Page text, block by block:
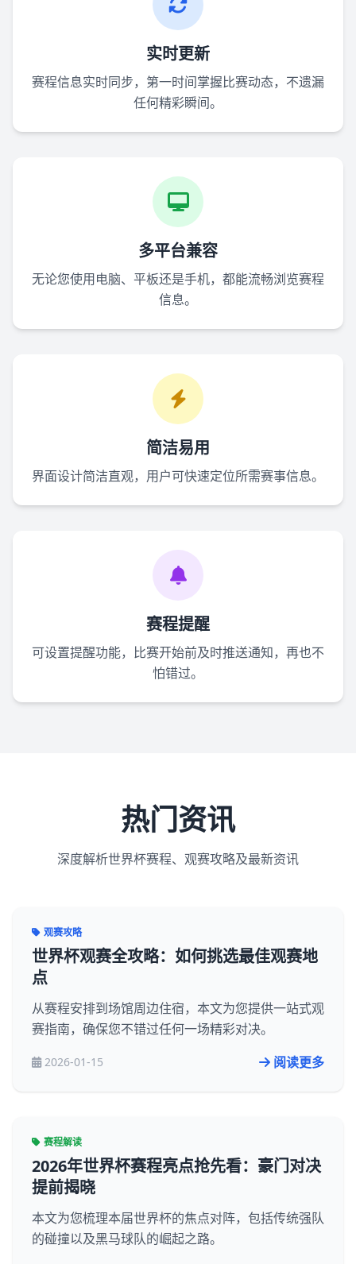
实时更新
赛程信息实时同步，第一时间掌握比赛动态，不遗漏
任何精彩瞬间。
多平台兼容
无论您使用电脑、平板还是手机，都能流畅浏览赛程
信息。
简洁易用
界面设计简洁直观，用户可快速定位所需赛事信息。
赛程提醒
可设置提醒功能，比赛开始前及时推送通知，再也不
怕错过。
热门资讯
深度解析世界杯赛程、观赛攻略及最新资讯
观赛攻略
世界杯观赛全攻略：如何挑选最佳观赛地
点
从赛程安排到场馆周边住宿，本文为您提供一站式观
赛指南，确保您不错过任何一场精彩对决。
2026-01-15 阅读更多
赛程解读
2026年世界杯赛程亮点抢先看：豪门对决
提前揭晓
本文为您梳理本届世界杯的焦点对阵，包括传统强队
的碰撞以及黑马球队的崛起之路。